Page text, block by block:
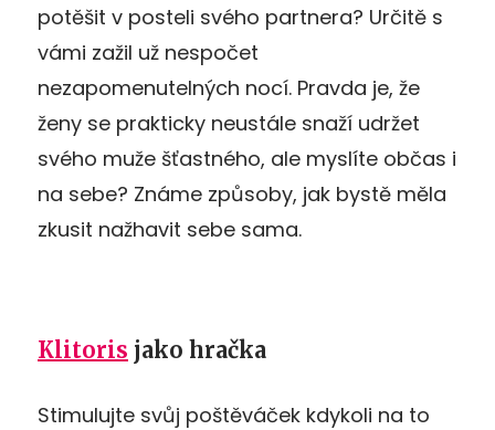
potěšit v posteli svého partnera? Určitě s
vámi zažil už nespočet
nezapomenutelných nocí. Pravda je, že
ženy se prakticky neustále snaží udržet
svého muže šťastného, ale myslíte občas i
na sebe? Známe způsoby, jak bystě měla
zkusit nažhavit sebe sama.
Klitoris jako hračka
Stimulujte svůj poštěváček kdykoli na to